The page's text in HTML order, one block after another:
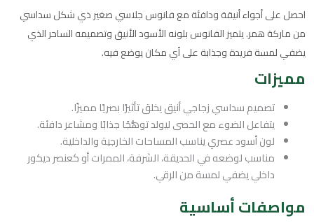
احصل على أجواء أنيقة ودافئة مع فانوس جلاسي صغير ذي شكل سداسي
من ماركة همر. يتميز الفانوس بلونه الأسود الأنيق وتصميمه الساحر الذي
يضفي لمسة فريدة وجذابة على أي مكان يوضع فيه.
مميزات
تصميم سداسي زجاجي أنيق يخلق تأثيرًا بصريًا مميزًا.
يتفاعل الضوء مع الحصى ليولد توهُّجًا جذابًا ومشاعر دافئة.
لون أسود عصري يناسب المساحات الخارجية والداخلية.
مناسب لوضعه في الحديقة، الشرفة، الممرات أو كعنصر ديكور
داخلي يضفي لمسة من الرقي.
مواصفات أساسية